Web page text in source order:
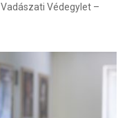
Védegylet –